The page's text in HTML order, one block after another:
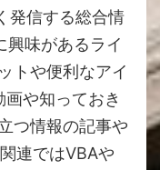
発信する総合情
興味があるライ
トや便利なアイ
や知っておき
つ情報の記事や
連ではVBAや